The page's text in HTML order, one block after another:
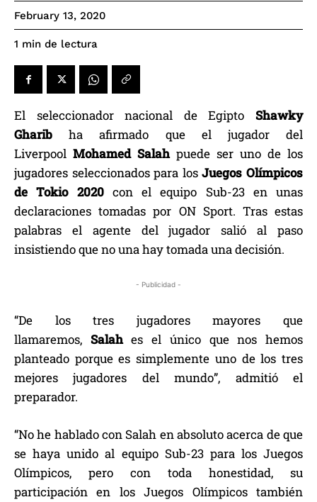
February 13, 2020
1 min de lectura
El seleccionador nacional de Egipto Shawky
Gharibha afirmado que el jugador del
Liverpool Mohamed Salahpuede ser uno de los
jugadores seleccionados para losJuegos Olímpicos
de Tokio 2020con el equipo Sub-23 en unas
declaraciones tomadas por ON Sport. Tras estas
palabras el agente del jugador salió al paso
insistiendo que no una hay tomada una decisión.
- Publicidad -
“De los tres jugadores mayores que
llamaremos, Salahes el único que nos hemos
planteado porque es simplemente uno de los tres
mejores jugadores del mundo”, admitió el
preparador.
“No he hablado con Salah en absoluto acerca de que
se haya unido al equipo Sub-23 para los Juegos
Olímpicos, pero con toda honestidad, su
participación en los Juegos Olímpicos también